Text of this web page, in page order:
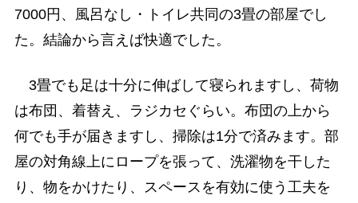
7000円、風呂なし・トイレ共同の3畳の部屋でし
た。結論から言えば快適でした。
3畳でも足は十分に伸ばして寝られますし、荷物
は布団、着替え、ラジカセぐらい。布団の上から
何でも手が届きますし、掃除は1分で済みます。部
屋の対角線上にロープを張って、洗濯物を干した
り、物をかけたり、スペースを有効に使う工夫を